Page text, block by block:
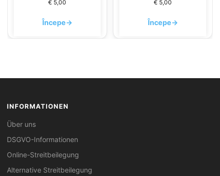
€ 5,00
Începe→
€ 5,00
Începe→
INFORMATIONEN
Über uns
DSGVO-Informationen
Online-Streitbeilegung
Alternative Streitbeilegung